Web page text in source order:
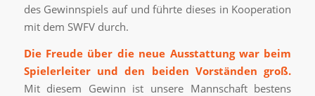
des Gewinnspiels auf und führte dieses in Kooperation
mit dem SWFV durch.
Die Freude über die neue Ausstattung war beim
Spielerleiter und den beiden Vorständen groß.
Mit diesem Gewinn ist unsere Mannschaft bestens